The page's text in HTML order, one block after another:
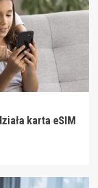
karta eSIM